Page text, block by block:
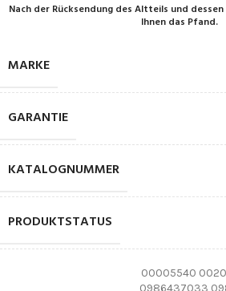
Nach der Rücksendung des Altteils und
Ihnen das Pfand.
MARKE
GARANTIE
KATALOGNUMMER
PRODUKTSTATUS
00005540
0986437033